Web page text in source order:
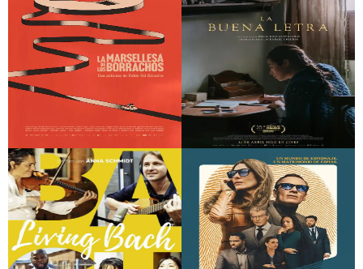
La marsellesa de los
borrachos
La buena letra